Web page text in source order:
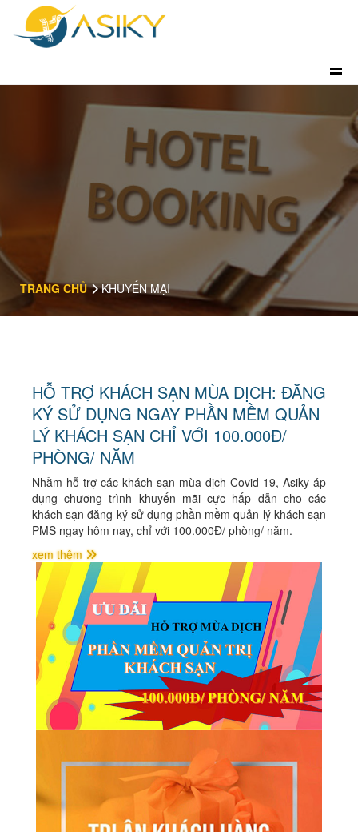
TRANG CHỦ KHUYẾN MẠI
HỖ TRỢ KHÁCH SẠN MÙA DỊCH: ĐĂNG
KÝ SỬ DỤNG NGAY PHẦN MỀM QUẢN
LÝ KHÁCH SẠN CHỈ VỚI 100.000Đ/
PHÒNG/ NĂM
Nhằm hỗ trợ các khách sạn mùa dịch Covid-19, Asiky áp
dụng chương trình khuyến mãi cực hấp dẫn cho các
khách sạn đăng ký sử dụng phần mềm quản lý khách sạn
PMS ngay hôm nay, chỉ với 100.000Đ/ phòng/ năm.
xem thêm